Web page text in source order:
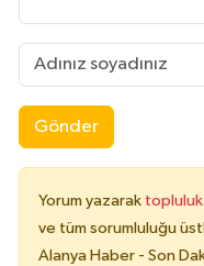
Gönder
Yorum yazarak topluluk
ve tüm sorumluluğu
Alanya Haber - Son